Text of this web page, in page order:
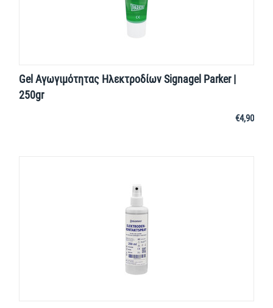
Gel Αγωγιμότητας Ηλεκτροδίων Signagel Parker |
250gr
€4,90